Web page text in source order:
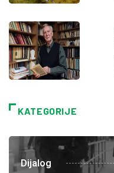
KATEGORIJE
Dijalog